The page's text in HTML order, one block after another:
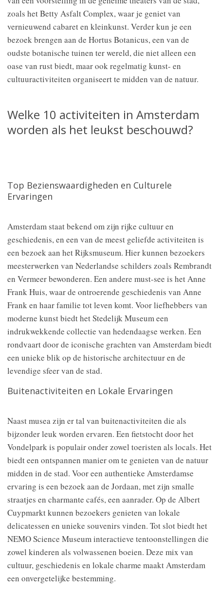
zoals het Betty Asfalt Complex, waar je geniet van
vernieuwend cabaret en kleinkunst. Verder kun je een
bezoek brengen aan de Hortus Botanicus, een van de
oudste botanische tuinen ter wereld, die niet alleen een
oase van rust biedt, maar ook regelmatig kunst- en
cultuuractiviteiten organiseert te midden van de natuur.
Welke 10 activiteiten in Amsterdam
worden als het leukst beschouwd?
Top Bezienswaardigheden en Culturele
Ervaringen
Amsterdam staat bekend om zijn rijke cultuur en
geschiedenis, en een van de meest geliefde activiteiten is
een bezoek aan het Rijksmuseum. Hier kunnen bezoekers
meesterwerken van Nederlandse schilders zoals Rembrandt
en Vermeer bewonderen. Een andere must-see is het Anne
Frank Huis, waar de ontroerende geschiedenis van Anne
Frank en haar familie tot leven komt. Voor liefhebbers van
moderne kunst biedt het Stedelijk Museum een
indrukwekkende collectie van hedendaagse werken. Een
rondvaart door de iconische grachten van Amsterdam biedt
een unieke blik op de historische architectuur en de
levendige sfeer van de stad.
Buitenactiviteiten en Lokale Ervaringen
Naast musea zijn er tal van buitenactiviteiten die als
bijzonder leuk worden ervaren. Een fietstocht door het
Vondelpark is populair onder zowel toeristen als locals. Het
biedt een ontspannen manier om te genieten van de natuur
midden in de stad. Voor een authentieke Amsterdamse
ervaring is een bezoek aan de Jordaan, met zijn smalle
straatjes en charmante cafés, een aanrader. Op de Albert
Cuypmarkt kunnen bezoekers genieten van lokale
delicatessen en unieke souvenirs vinden. Tot slot biedt het
NEMO Science Museum interactieve tentoonstellingen die
zowel kinderen als volwassenen boeien. Deze mix van
cultuur, geschiedenis en lokale charme maakt Amsterdam
een onvergetelijke bestemming.